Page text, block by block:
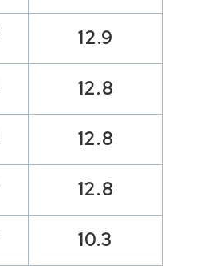
12.9
12.8
12.8
12.8
10.3